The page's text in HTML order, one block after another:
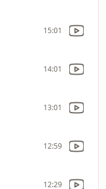
15:01
14:01
13:01
12:59
12:29